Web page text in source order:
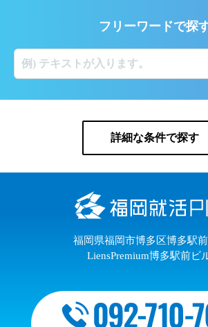
フリーワードで探
詳細な条件で探す
福岡県福岡市博多区博多駅
LiensPremium博多駅前ビ